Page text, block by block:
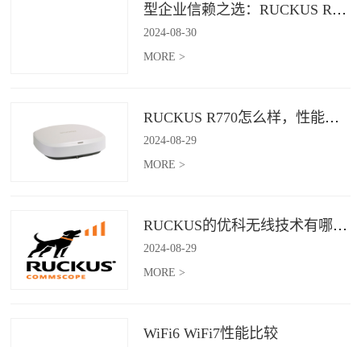
型企业信赖之选：RUCKUS R760，安全稳定的Wi-Fi解决方案
2024-08-30
MORE >
RUCKUS R770怎么样，性能怎么样，好用吗？
2024-08-29
MORE >
RUCKUS的优科无线技术有哪些优缺点？
2024-08-29
MORE >
WiFi6 WiFi7性能比较